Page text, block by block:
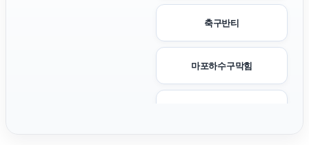
축구반티
마포하수구막힘